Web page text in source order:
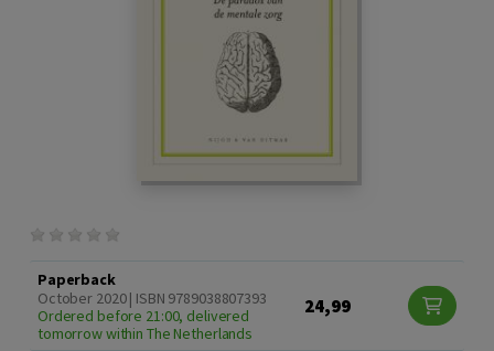
Paperback
October 2020 | ISBN 9789038807393
Ordered before 21:00, delivered
tomorrow within The Netherlands
24,99